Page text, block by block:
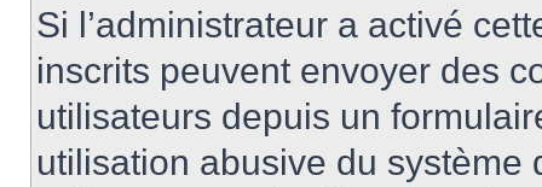
Si l’administrateur a activé
inscrits peuvent envoyer des
utilisateurs depuis un
utilisation abusive du